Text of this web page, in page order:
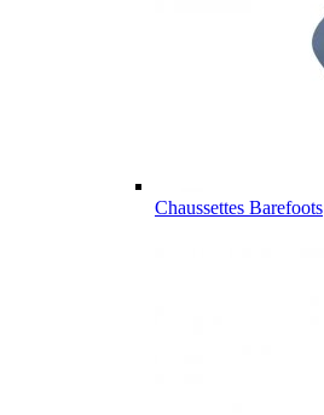
Chaussettes Barefoots